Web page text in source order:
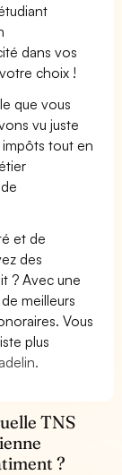
dans vos
choix !
que vous
vu juste
impôts tout en
et de
des
? Avec une
meilleurs
Vous
plus
TNS
?